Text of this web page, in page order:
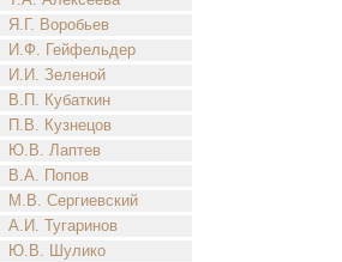
Я.Г. Воробьев
И.Ф. Гейфельдер
И.И. Зеленой
В.П. Кубаткин
П.В. Кузнецов
Ю.В. Лаптев
В.А. Попов
М.В. Сергиевский
А.И. Тугаринов
Ю.В. Шулико